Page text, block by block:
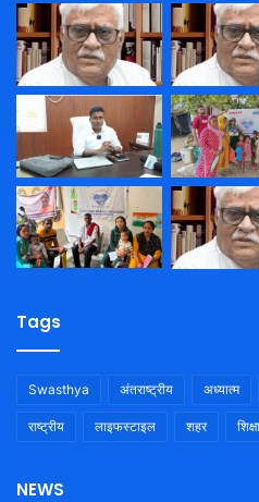
Tags
Swasthya अंतराष्ट्रीय अध्यात्म
राष्ट्रीय लाइफस्टाइल शहर शिक्षा
NEWS